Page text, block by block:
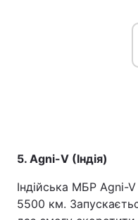
5. Agni-V (Індія)
Індійська МБР Agni-
5500 км.